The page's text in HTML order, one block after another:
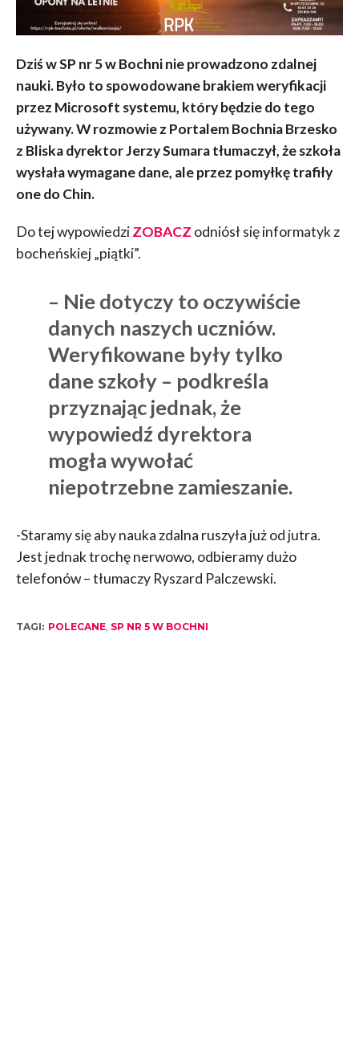
Dziś w SP nr 5 w Bochni nie prowadzono zdalnej
nauki. Było to spowodowane brakiem weryfikacji
przez Microsoft systemu, który będzie do tego
używany. W rozmowie z Portalem Bochnia Brzesko
z Bliska dyrektor Jerzy Sumara tłumaczył, że szkoła
wysłała wymagane dane, ale przez pomyłkę trafiły
one do Chin.
Do tej wypowiedziZOBACZ odniósł się informatyk z
bocheńskiej „piątki”.
– Nie dotyczy to oczywiście
danych naszych uczniów.
Weryfikowane były tylko
dane szkoły – podkreśla
przyznając jednak, że
wypowiedź dyrektora
mogła wywołać
niepotrzebne zamieszanie.
-Staramy się aby nauka zdalna ruszyła już od jutra.
Jest jednak trochę nerwowo, odbieramy dużo
telefonów – tłumaczy Ryszard Palczewski.
TAGI: POLECANE, SP NR 5 W BOCHNI